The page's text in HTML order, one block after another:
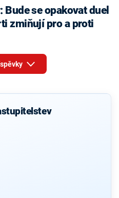
zmiňují pro a proti